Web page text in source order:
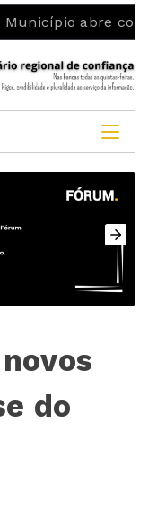
abre concurso
do